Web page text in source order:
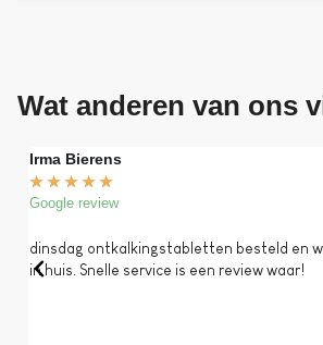
Wat anderen van ons
Irma Bierens
★ ★ ★ ★ ★
Google review
dinsdag ontkalkingstabletten besteld en
in huis. Snelle service is een review waar!